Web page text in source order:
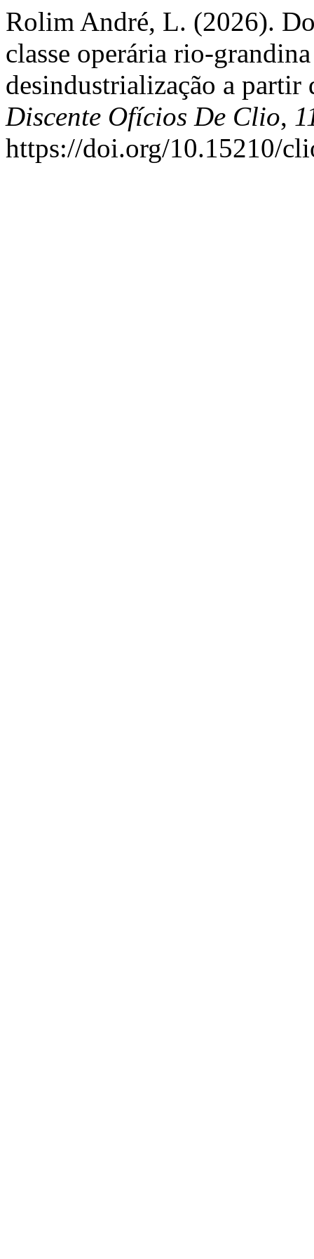
Rolim André, L. (2026).
classe operária rio-
desindustrialização a
Discente Ofícios De Clio,
https://doi.org/10.15210/